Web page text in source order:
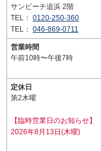
サンビーチ追浜 2階
TEL： 0120-250-360
TEL： 046-869-0711
営業時間
午前10時〜午後7時
定休日
第2木曜
【臨時営業日のお知らせ】
2026年8月13日(木曜)